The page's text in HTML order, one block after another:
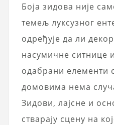
Боја зидова није
темељ луксузног
одређује да ли
насумичне ситнице
одабрани елементи
домовима нема
Зидови, лајсне и
стварају сцену на